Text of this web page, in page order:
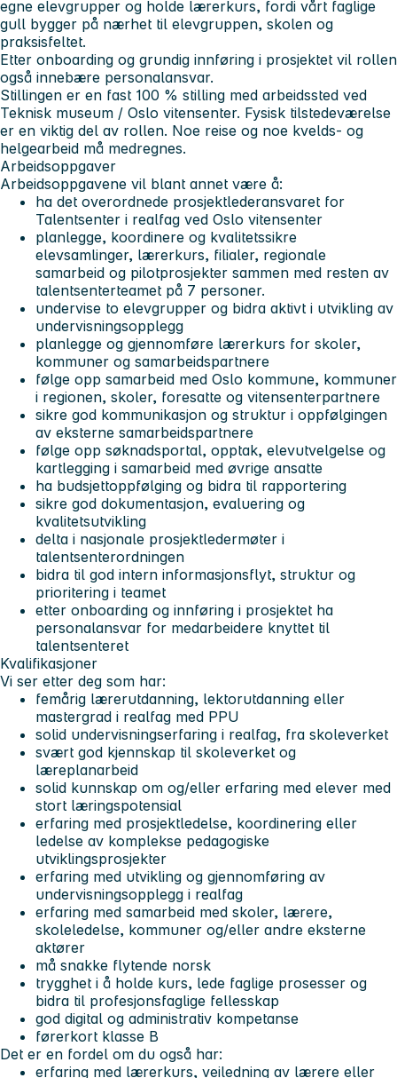
egne elevgrupper og holde lærerkurs, fordi vårt faglige
gull bygger på nærhet til elevgruppen, skolen og
praksisfeltet.
Etter onboarding og grundig innføring i prosjektet vil rollen
også innebære personalansvar.
Stillingen er en fast 100 % stilling med arbeidssted ved
Teknisk museum / Oslo vitensenter. Fysisk tilstedeværelse
er en viktig del av rollen. Noe reise og noe kvelds- og
helgearbeid må medregnes.
Arbeidsoppgaver
Arbeidsoppgavene vil blant annet være å:
ha det overordnede prosjektlederansvaret for
Talentsenter i realfag ved Oslo vitensenter
planlegge, koordinere og kvalitetssikre
elevsamlinger, lærerkurs, filialer, regionale
samarbeid og pilotprosjekter sammen med resten av
talentsenterteamet på 7 personer.
undervise to elevgrupper og bidra aktivt i utvikling av
undervisningsopplegg
planlegge og gjennomføre lærerkurs for skoler,
kommuner og samarbeidspartnere
følge opp samarbeid med Oslo kommune, kommuner
i regionen, skoler, foresatte og vitensenterpartnere
sikre god kommunikasjon og struktur i oppfølgingen
av eksterne samarbeidspartnere
følge opp søknadsportal, opptak, elevutvelgelse og
kartlegging i samarbeid med øvrige ansatte
ha budsjettoppfølging og bidra til rapportering
sikre god dokumentasjon, evaluering og
kvalitetsutvikling
delta i nasjonale prosjektledermøter i
talentsenterordningen
bidra til god intern informasjonsflyt, struktur og
prioritering i teamet
etter onboarding og innføring i prosjektet ha
personalansvar for medarbeidere knyttet til
talentsenteret
Kvalifikasjoner
Vi ser etter deg som har:
femårig lærerutdanning, lektorutdanning eller
mastergrad i realfag med PPU
solid undervisningserfaring i realfag, fra skoleverket
svært god kjennskap til skoleverket og
læreplanarbeid
solid kunnskap om og/eller erfaring med elever med
stort læringspotensial
erfaring med prosjektledelse, koordinering eller
ledelse av komplekse pedagogiske
utviklingsprosjekter
erfaring med utvikling og gjennomføring av
undervisningsopplegg i realfag
erfaring med samarbeid med skoler, lærere,
skoleledelse, kommuner og/eller andre eksterne
aktører
må snakke flytende norsk
trygghet i å holde kurs, lede faglige prosesser og
bidra til profesjonsfaglige fellesskap
god digital og administrativ kompetanse
førerkort klasse B
Det er en fordel om du også har:
erfaring med lærerkurs, veiledning av lærere eller